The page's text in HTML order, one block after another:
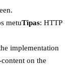
metuTipas: HTTP
implementation
on the